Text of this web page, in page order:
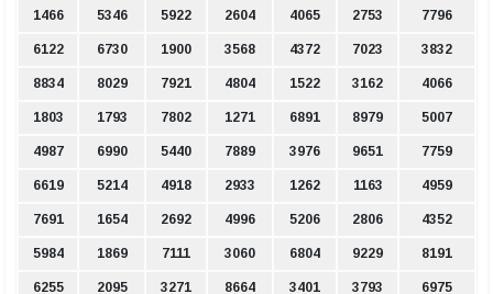
1466 5346 5922 2604 4065 2753 7796
6122 6730 1900 3568 4372 7023 3832
8834 8029 7921 4804 1522 3162 4066
1803 1793 7802 1271 6891 8979 5007
4987 6990 5440 7889 3976 9651 7759
6619 5214 4918 2933 1262 1163 4959
7691 1654 2692 4996 5206 2806 4352
5984 1869 7111 3060 6804 9229 8191
6255 2095 3271 8664 3401 3793 6975